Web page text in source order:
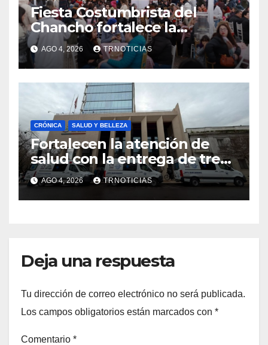
Fiesta Costumbrista del
Chancho fortalece la
economía local con positivo
impacto en la hotelería y el
emprendimiento
AGO 4, 2026 TRNOTICIAS
CRÓNICA SALUD Y BELLEZA
Fortalecen la atención de
salud con la entrega de tres
nuevas ambulancias para
Cauquenes y Sagrada Familia
AGO 4, 2026 TRNOTICIAS
Deja una respuesta
Tu dirección de correo electrónico no será publicada.
Los campos obligatorios están marcados con *
Comentario *